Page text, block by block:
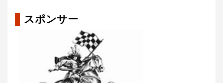
スポンサー